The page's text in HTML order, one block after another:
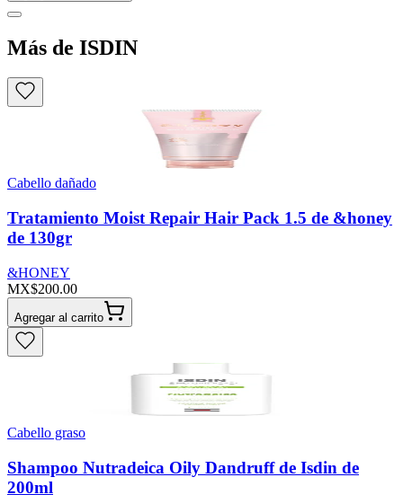
Más de ISDIN
Cabello dañado
Tratamiento Moist Repair Hair Pack 1.5 de &honey
de 130gr
&HONEY
MX$200.00
Agregar al carrito
Cabello graso
Shampoo Nutradeica Oily Dandruff de Isdin de
200ml